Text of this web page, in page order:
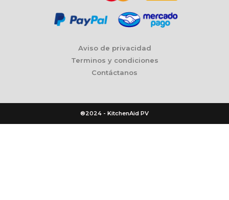
Aviso de privacidad
Terminos y condiciones
Contáctanos
®2024 - KitchenAid PV